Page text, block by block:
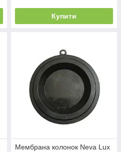
Купити
Мембрана колонок Neva Lux